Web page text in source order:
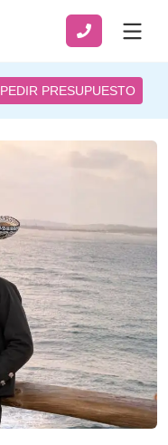
PEDIR PRESUPUESTO